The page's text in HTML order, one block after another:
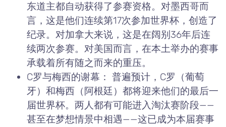
东道主都自动获得了参赛资格。对墨西哥而
言，这是他们连续第17次参加世界杯，创造了
纪录。对加拿大来说，这是在阔别36年后连
续两次参赛。对美国而言，在本土举办的赛事
承载着所有随之而来的重压。
C罗与梅西的谢幕： 普遍预计，C罗（葡萄
牙）和梅西（阿根廷）都将迎来他们的最后一
届世界杯。两人都有可能进入淘汰赛阶段——
甚至在梦想情景中相遇——这已成为本届赛事